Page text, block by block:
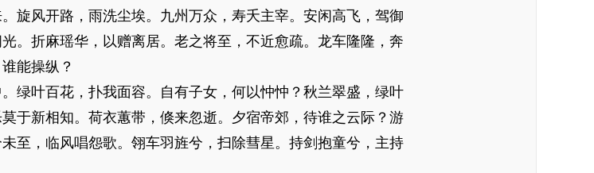
风开路，雨洗尘埃。九州万众，寿夭主宰。安闲高飞，驾御
。折麻瑶华，以赠离居。老之将至，不近愈疏。龙车隆隆，奔
能操纵？
叶百花，扑我面容。自有子女，何以忡忡？秋兰翠盛，绿叶
于新相知。荷衣蕙带，倏来忽逝。夕宿帝郊，待谁之云际？游
至，临风唱怨歌。翎车羽旌兮，扫除彗星。持剑抱童兮，主持